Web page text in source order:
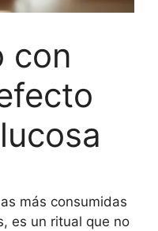
con
más consumidas
es un ritual que no